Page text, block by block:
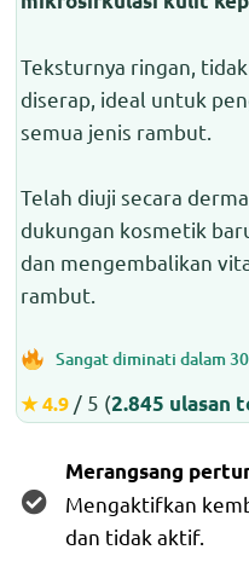
Teksturnya ringan,
diserap, ideal untuk
semua jenis rambut.
Telah diuji secara
dukungan kosmetik
dan mengembalikan
rambut.
Sangat diminati dalam
★ 4.9 / 5 (2.845 ulasan
Merangsang
Mengaktifkan
dan tidak aktif.